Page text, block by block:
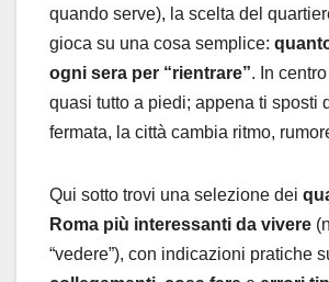
quando serve), la scelta del
gioca su una cosa semplice:
ogni sera per “rientrare”. In
quasi tutto a piedi; appena ti sposti
fermata, la città cambia ritmo,
Qui sotto trovi una selezione dei
Roma più interessanti da vivere
“vedere”), con indicazioni pratiche